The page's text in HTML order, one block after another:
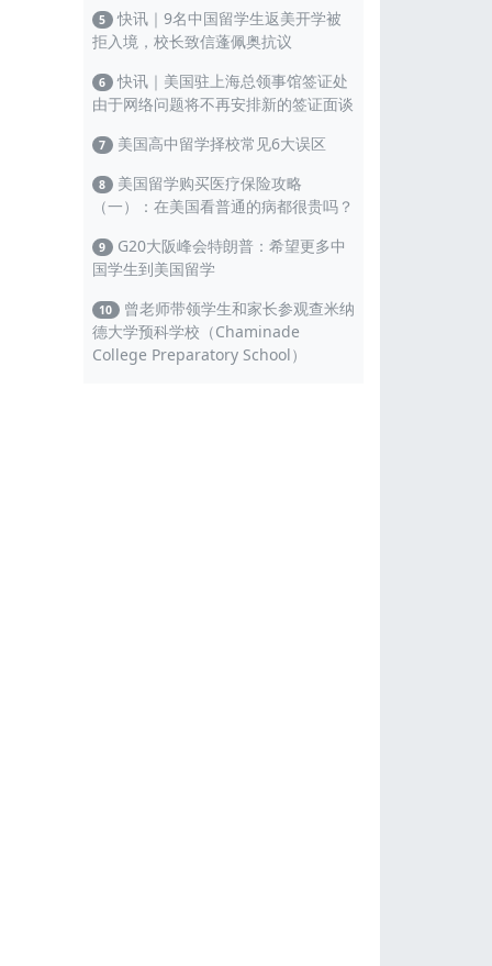
5 快讯｜9名中国留学生返美开学被
拒入境，校长致信蓬佩奥抗议
6 快讯｜美国驻上海总领事馆签证处
由于网络问题将不再安排新的签证面谈
7 美国高中留学择校常见6大误区
8 美国留学购买医疗保险攻略
（一）：在美国看普通的病都很贵吗？
9 G20大阪峰会特朗普：希望更多中
国学生到美国留学
10 曾老师带领学生和家长参观查米纳
德大学预科学校（Chaminade
College Preparatory School）